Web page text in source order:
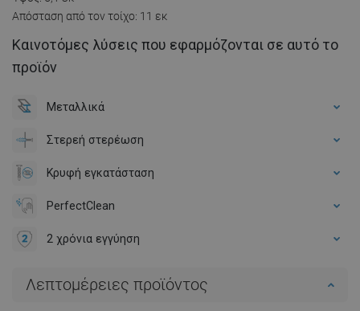
Απόσταση από τον τοίχο: 11 εκ
Καινοτόμες λύσεις που εφαρμόζονται σε αυτό το
προϊόν
Μεταλλικά
Στερεή στερέωση
Κρυφή εγκατάσταση
PerfectClean
2 χρόνια εγγύηση
Λεπτομέρειες προϊόντος